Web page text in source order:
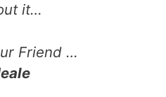
it…
Friend …